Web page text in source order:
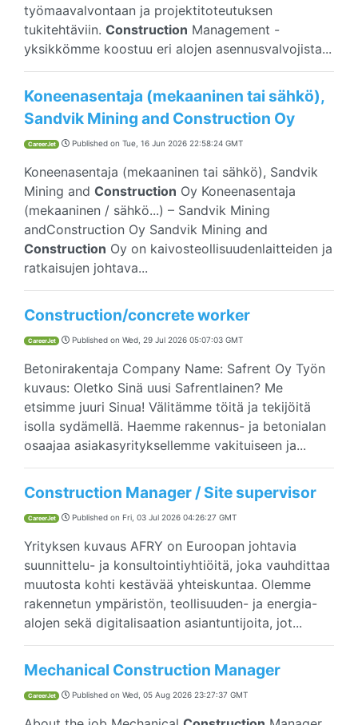
työmaavalvontaan ja projektitoteutuksen
tukitehtäviin. Construction Management -
yksikkömme koostuu eri alojen asennusvalvojista...
Koneenasentaja (mekaaninen tai sähkö),
Sandvik Mining and Construction Oy
CareerJet Published on Tue, 16 Jun 2026 22:58:24 GMT
Koneenasentaja (mekaaninen tai sähkö), Sandvik
Mining and Construction Oy Koneenasentaja
(mekaaninen / sähkö...) – Sandvik Mining
andConstruction Oy Sandvik Mining and
Construction Oy on kaivosteollisuudenlaitteiden ja
ratkaisujen johtava...
Construction/concrete worker
CareerJet Published on Wed, 29 Jul 2026 05:07:03 GMT
Betonirakentaja Company Name: Safrent Oy Työn
kuvaus: Oletko Sinä uusi Safrentlainen? Me
etsimme juuri Sinua! Välitämme töitä ja tekijöitä
isolla sydämellä. Haemme rakennus- ja betonialan
osaajaa asiakasyrityksellemme vakituiseen ja...
Construction Manager / Site supervisor
CareerJet Published on Fri, 03 Jul 2026 04:26:27 GMT
Yrityksen kuvaus AFRY on Euroopan johtavia
suunnittelu- ja konsultointiyhtiöitä, joka vauhdittaa
muutosta kohti kestävää yhteiskuntaa. Olemme
rakennetun ympäristön, teollisuuden- ja energia-
alojen sekä digitalisaation asiantuntijoita, jot...
Mechanical Construction Manager
CareerJet Published on Wed, 05 Aug 2026 23:27:37 GMT